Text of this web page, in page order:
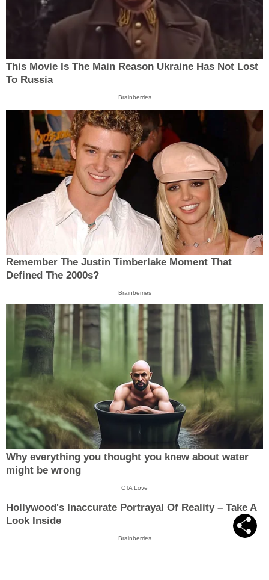
This Movie Is The Main Reason Ukraine Has Not Lost
To Russia
Brainberries
Remember The Justin Timberlake Moment That
Defined The 2000s?
Brainberries
Why everything you thought you knew about water
might be wrong
CTA Love
Hollywood's Inaccurate Portrayal Of Reality – Take A
Look Inside
Brainberries